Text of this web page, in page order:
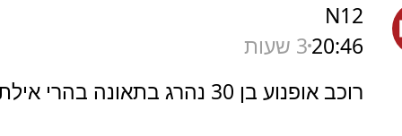
N12
20:463 שעות
רוכב אופנוע בן 30 נהרג בתאונה בהרי אילת